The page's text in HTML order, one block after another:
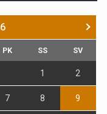
PK SS SV
1 2
7 8 9